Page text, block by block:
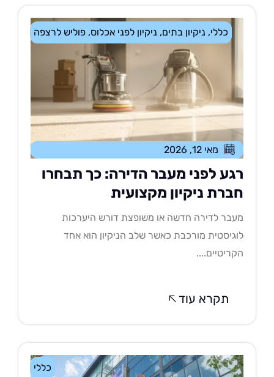
ניקיון בתים,ניקיון לפני אכלוס,פוליש לרצפה
מאי 12, 2026
לפני מעבר הדירה: כך תבחרו
ניקיון מקצועית
לדירה חדשה או משופצת דורש היערכות
מורכבת כאשר שלב הניקיון הוא אחד
תקרא עוד
כללי